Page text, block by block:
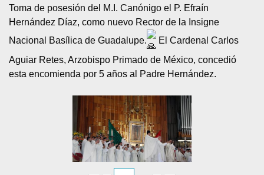
Toma de posesión del M.I. Canónigo el P. Efraín
Hernández Díaz, como nuevo Rector de la Insigne
Nacional Basílica de Guadalupe.
El Cardenal Carlos
Aguiar Retes, Arzobispo Primado de México, concedió
esta encomienda por 5 años al Padre Hernández.